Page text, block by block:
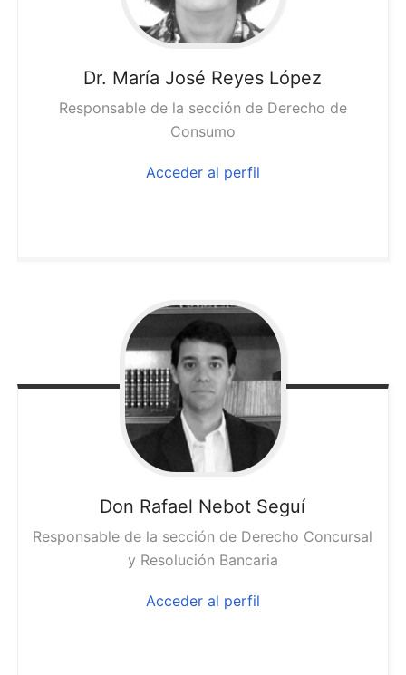
Dr. María José Reyes López
Responsable de la sección de Derecho de
Consumo
Acceder al perfil
Don Rafael Nebot Seguí
Responsable de la sección de Derecho Concursal
y Resolución Bancaria
Acceder al perfil